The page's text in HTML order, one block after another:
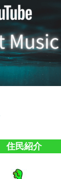
住民紹介